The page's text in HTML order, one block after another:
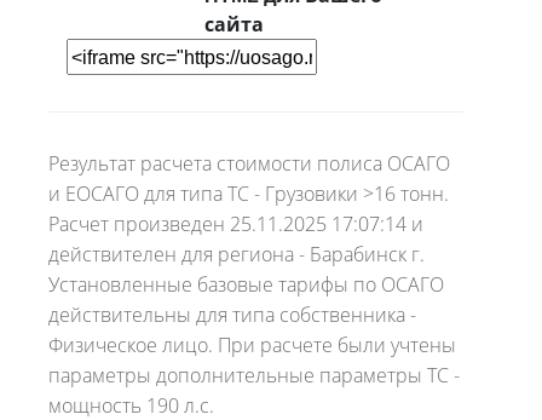
сайта
Результат расчета стоимости полиса ОСАГО
и ЕОСАГО для типа ТС - Грузовики >16 тонн.
Расчет произведен 25.11.2025 17:07:14 и
действителен для региона - Барабинск г.
Установленные базовые тарифы по ОСАГО
действительны для типа собственника -
Физическое лицо. При расчете были учтены
параметры дополнительные параметры ТС -
мощность 190 л.с.